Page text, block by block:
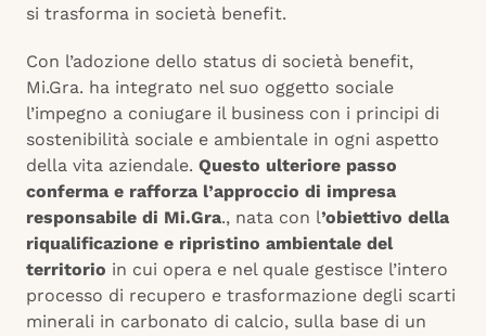
si trasforma in società benefit.
Con l’adozione dello status di società benefit,
Mi.Gra. ha integrato nel suo oggetto sociale
l’impegno a coniugare il business con i principi di
sostenibilità sociale e ambientale in ogni aspetto
della vita aziendale. Questo ulteriore passo
conferma e rafforza l’approccio di impresa
responsabile di Mi.Gra., nata con l’obiettivo della
riqualificazione e ripristino ambientale del
territorio in cui opera e nel quale gestisce l’intero
processo di recupero e trasformazione degli scarti
minerali in carbonato di calcio, sulla base di un